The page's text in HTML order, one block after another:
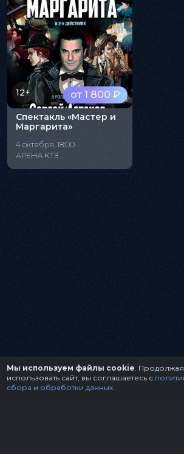
от 1 800 ₽
12+
Спектакль «Мастер и
Маргарита»
4 октября, 18:00
АРЕНА КТЗ
Мы используем файлы cookie . Продолжая
использовать сайт, вы соглашаетесь с
сбора и обработки данных